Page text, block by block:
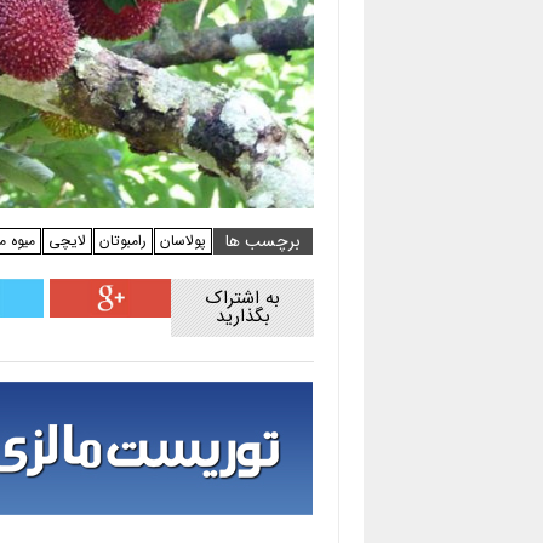
برچسب ها پولاسان رامبوتان لایچی میوه
به اشتراک
بگذارید